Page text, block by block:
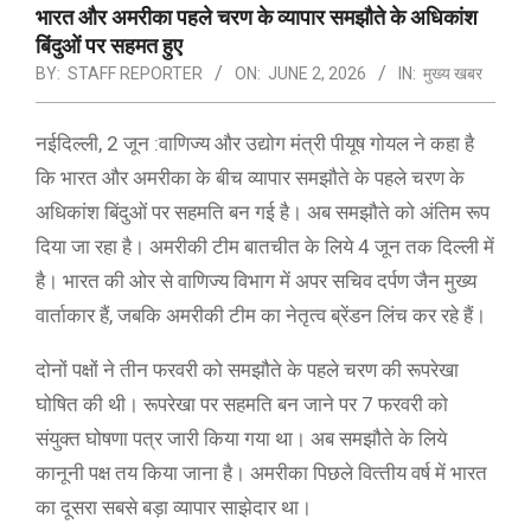
भारत और अमरीका पहले चरण के व्यापार समझौते के अधिकांश
बिंदुओं पर सहमत हुए
BY: STAFF REPORTER ON: JUNE 2, 2026 IN: मुख्य खबर
नईदिल्ली, 2 जून :वाणिज्‍य और उद्योग मंत्री पीयूष गोयल ने कहा है
कि भारत और अमरीका के बीच व्‍यापार समझौते के पहले चरण के
अधिकांश बिंदुओं पर सहमति बन गई है। अब समझौते को अंतिम रूप
दिया जा रहा है। अमरीकी टीम बातचीत के लिये 4 जून तक दिल्ली में
है। भारत की ओर से वाणिज्‍य विभाग में अपर सचिव दर्पण जैन मुख्‍य
वार्ताकार हैं, जबकि अमरीकी टीम का नेतृत्‍व ब्रेंडन लिंच कर रहे हैं।
दोनों पक्षों ने तीन फरवरी को समझौते के पहले चरण की रूपरेखा
घोषित की थी। रूपरेखा पर सहमति बन जाने पर 7 फरवरी को
संयुक्‍त घोषणा पत्र जारी किया गया था। अब समझौते के लिये
कानूनी पक्ष तय किया जाना है। अमरीका पिछले वित्‍तीय वर्ष में भारत
का दूसरा सबसे बड़ा व्‍यापार साझेदार था।